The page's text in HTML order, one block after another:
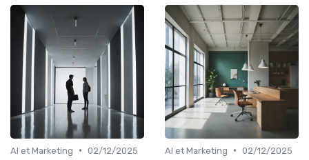
AI et Marketing • 02/12/2025
AI et Marketing • 02/12/2025